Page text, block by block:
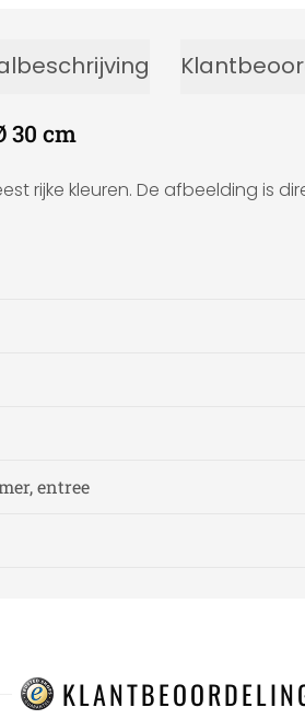
30 cm
rijke kleuren. De afbeelding is
entree